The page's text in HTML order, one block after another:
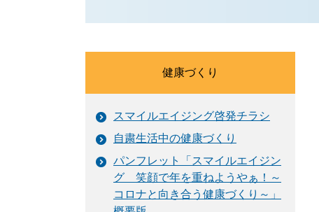
健康づくり
スマイルエイジング啓発チラシ
自粛生活中の健康づくり
パンフレット「スマイルエイジン
グ 笑顔で年を重ねようやぁ！～
コロナと向き合う健康づくり～」